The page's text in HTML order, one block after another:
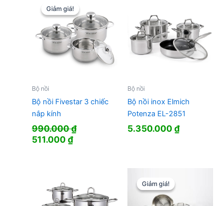
Giảm giá!
Giảm giá!
Bộ nồi
Bộ nồi Fivestar 3 chiếc
nắp kính
990.000₫
Giá
511.000₫Giá
Bộ nồi
Bộ nồi inox Elmich
Potenza EL-2851
5.350.000₫
Giảm giá!
Giảm giá!